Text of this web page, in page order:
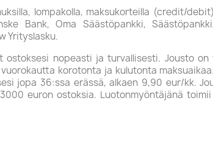
lompakolla, maksukorteilla (credit/
Bank, Oma Säästöpankki,
Yrityslasku.
ostoksesi nopeasti ja turvallisesti. Jousto
korotonta ja kulutonta
jopa 36:ssa erässä, alkaen 9,90 eur/kk.
euron ostoksia. Luotonmyöntäjänä